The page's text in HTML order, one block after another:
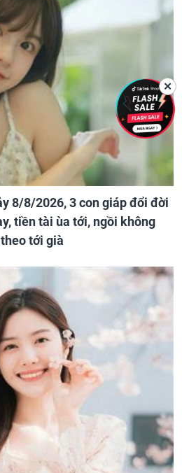
8/8/2026, 3 con giáp đổi đời
tiền tài ùa tới, ngồi không
tới già
✕